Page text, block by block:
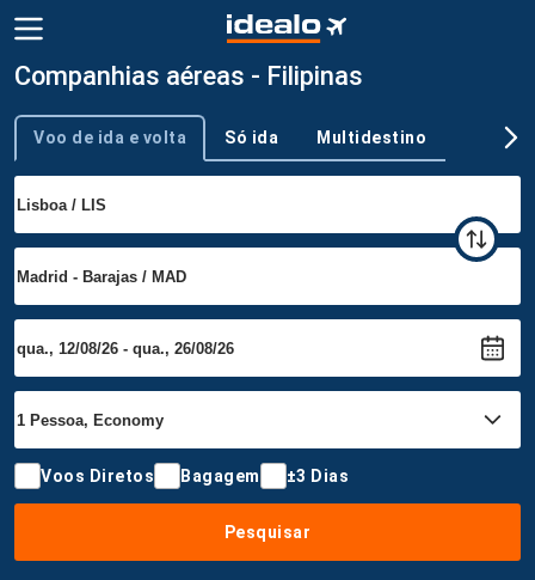
Companhias aéreas - Filipinas
Tipo de viagem
Voo de ida e volta Só ida Multidestino
Voos Diretos Bagagem ±3 Dias
Pesquisar